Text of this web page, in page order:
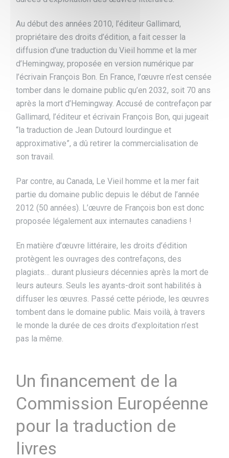
Au début des années 2010, l’éditeur Gallimard,
propriétaire des droits d’édition, a fait cesser la
diffusion d’une traduction du Vieil homme et la mer
d’Hemingway, proposée en version numérique par
l’écrivain François Bon. En France, l’œuvre n’est censée
tomber dans le domaine public qu’en 2032, soit 70 ans
après la mort d’Hemingway. Accusé de contrefaçon par
Gallimard, l’éditeur et écrivain François Bon, qui jugeait
“la traduction de Jean Dutourd lourdingue et
approximative”, a dû retirer la commercialisation de
son travail.
Par contre, au Canada, Le Vieil homme et la mer fait
partie du domaine public depuis le début de l’année
2012 (50 années). L’œuvre de François bon est donc
proposée légalement aux internautes canadiens !
En matière d’œuvre littéraire, les droits d’édition
protègent les ouvrages des contrefaçons, des
plagiats… durant plusieurs décennies après la mort de
leurs auteurs. Seuls les ayants-droit sont habilités à
diffuser les œuvres. Passé cette période, les œuvres
tombent dans le domaine public. Mais voilà, à travers
le monde la durée de ces droits d’exploitation n’est
pas la même.
Un financement de la
Commission Européenne
pour la traduction de
livres